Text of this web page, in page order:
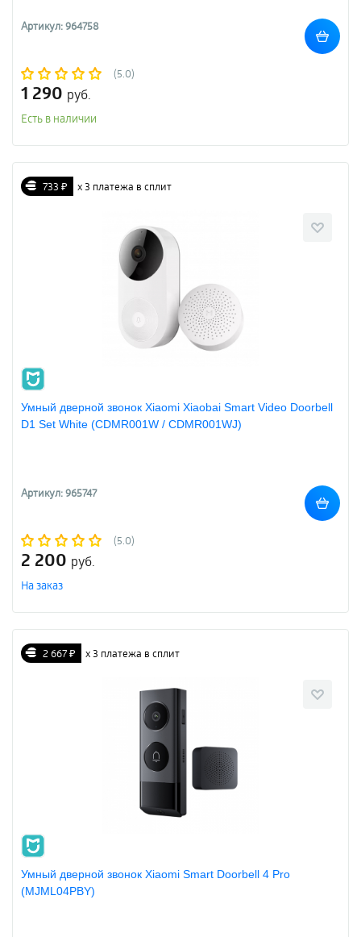
Артикул: 964758
(5.0)
1 290 руб.
Есть в наличии
733 ₽ х 3 платежа в сплит
Умный дверной звонок Xiaomi Xiaobai Smart Video Doorbell
D1 Set White (CDMR001W / CDMR001WJ)
Артикул: 965747
(5.0)
2 200 руб.
На заказ
2 667 ₽ х 3 платежа в сплит
Умный дверной звонок Xiaomi Smart Doorbell 4 Pro
(MJML04PBY)